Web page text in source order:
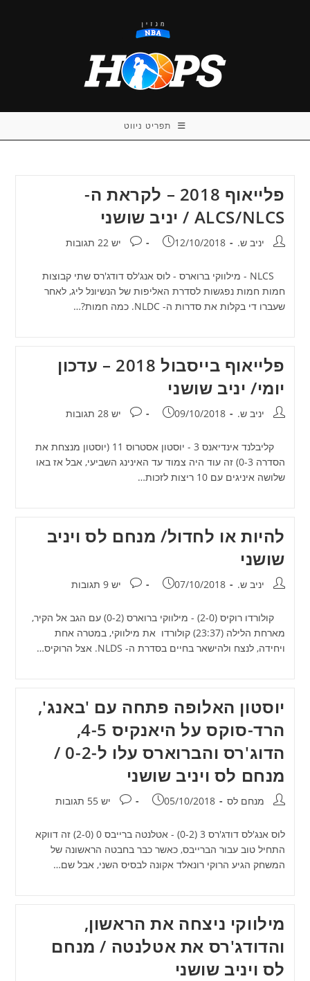
תפריט ניווט
פלייאוף 2018 – לקראת ה-
ALCS/NLCS / יניב שושני
מחבר:יניב ש. פורסם:
12/10/2018 תגובות:
יש 22 תגובות
NLCS - מילווקי ברוארס - לוס אנג'לס דודג'רס שתי קבוצות
חמות חמות נפגשות לסדרת האליפות של הנשיונל ליג, לאחר
שעברו די בקלות את סדרות ה- NLDC. כמה חמות?…
פלייאוף בייסבול 2018 – עדכון
יומי/ יניב שושני
מחבר:יניב ש. פורסם:
09/10/2018 תגובות:
יש 28 תגובות
קליבלנד אינדיאנס 3 - יוסטון אסטרוס 11 (יוסטון מנצחת את
הסדרה 0-3) זה עוד היה צמוד עד האינינג השביעי, אבל אז באו
שלושה איניגים עם 10 ריצות לזכות…
להיות או לחדול/ מנחם לס ויניב
שושני
מחבר:יניב ש. פורסם:
07/10/2018 תגובות:
יש 9 תגובות
קולורדו רוקיס (2-0) - מילווקי ברוארס (0-2) עם הגב אל הקיר,
מארחת הלילה (23:37) קולורדו את מילווקי, במטרה אחת
ויחידה, לנצח ולהישאר בחיים בסדרת ה- NLDS. אצל הרוקיס…
יוסטון האלופה פתחה עם 'באנג',
הרד-סוקס על היאנקיס 4-5,
הדוג'רס והברוארס עלו ל-0-2 /
מנחם לס ויניב שושני
מחבר:מנחם לס פורסם:
05/10/2018 תגובות:
יש 55 תגובות
לוס אנג'לס דודג'רס 3 (0-2) - אטלנטה ברייבס 0 (2-0) זה דווקא
התחיל טוב עבור הברייבס, כאשר כבר בחבטה הראשונה של
המשחק הגיע הרוקי רונאלד אקונה לבסיס השני, אבל שם…
מילווקי ניצחה את הראשון,
והדודג'רס את אטלנטה / מנחם
לס ויניב שושני